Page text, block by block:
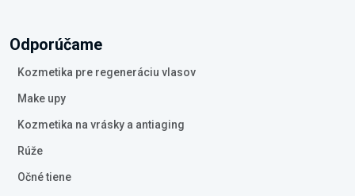
Odporúčame
Kozmetika pre regeneráciu vlasov
Make upy
Kozmetika na vrásky a antiaging
Rúže
Očné tiene